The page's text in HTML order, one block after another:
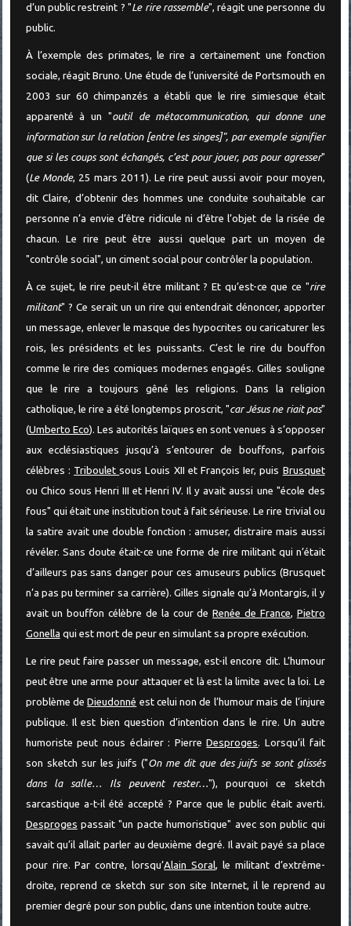
d’un public restreint ? "Le rire rassemble", réagit une personne du
public.
À l’exemple des primates, le rire a certainement une fonction
sociale, réagit Bruno. Une étude de l’université de Portsmouth en
2003 sur 60 chimpanzés a établi que le rire simiesque était
apparenté à un "outil de métacommunication, qui donne une
information sur la relation [entre les singes]", par exemple signifier
que si les coups sont échangés, c’est pour jouer, pas pour agresser"
(Le Monde, 25 mars 2011). Le rire peut aussi avoir pour moyen,
dit Claire, d’obtenir des hommes une conduite souhaitable car
personne n’a envie d’être ridicule ni d’être l’objet de la risée de
chacun. Le rire peut être aussi quelque part un moyen de
"contrôle social", un ciment social pour contrôler la population.
À ce sujet, le rire peut-il être militant ? Et qu’est-ce que ce "rire
militant" ? Ce serait un un rire qui entendrait dénoncer, apporter
un message, enlever le masque des hypocrites ou caricaturer les
rois, les présidents et les puissants. C’est le rire du bouffon
comme le rire des comiques modernes engagés. Gilles souligne
que le rire a toujours gêné les religions. Dans la religion
catholique, le rire a été longtemps proscrit, "car Jésus ne riait pas"
(Umberto Eco). Les autorités laïques en sont venues à s’opposer
aux ecclésiastiques jusqu’à s’entourer de bouffons, parfois
célèbres : Tribouletsous Louis XII et François Ier, puis Brusquet
ou Chico sous Henri III et Henri IV. Il y avait aussi une "école des
fous" qui était une institution tout à fait sérieuse. Le rire trivial ou
la satire avait une double fonction : amuser, distraire mais aussi
révéler. Sans doute était-ce une forme de rire militant qui n’était
d’ailleurs pas sans danger pour ces amuseurs publics (Brusquet
n’a pas pu terminer sa carrière). Gilles signale qu’à Montargis, il y
avait un bouffon célèbre de la cour deRenée de France, Pietro
Gonella qui est mort de peur en simulant sa propre exécution.
Le rire peut faire passer un message, est-il encore dit. L’humour
peut être une arme pour attaquer et là est la limite avec la loi. Le
problème deDieudonné est celui non de l’humour mais de l’injure
publique. Il est bien question d’intention dans le rire. Un autre
humoriste peut nous éclairer : PierreDesproges. Lorsqu’il fait
son sketch sur les juifs ("On me dit que des juifs se sont glissés
dans la salle… Ils peuvent rester…"), pourquoi ce sketch
sarcastique a-t-il été accepté ? Parce que le public était averti.
Desproges passait "un pacte humoristique" avec son public qui
savait qu’il allait parler au deuxième degré. Il avait payé sa place
pour rire. Par contre, lorsqu’Alain Soral, le militant d’extrême-
droite, reprend ce sketch sur son site Internet, il le reprend au
premier degré pour son public, dans une intention toute autre.